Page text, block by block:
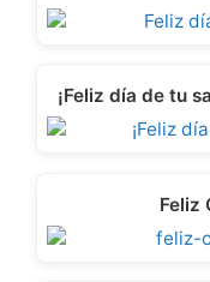
¡Feliz día de tu
Feliz